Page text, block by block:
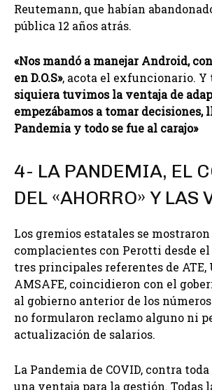
Reutemann, que habían
pública 12 años atrás.
«Nos mandó a manejar Android,
en D.O.S», acota el exfuncionario. Y
siquiera tuvimos la ventaja de
empezábamos a tomar decisiones,
Pandemia y todo se fue al carajo»
4- LA PANDEMIA, EL
DEL «AHORRO» Y LAS
Los gremios estatales se
complacientes con Perotti desde el
tres principales referentes de ATE,
AMSAFE, coincidieron con el
al gobierno anterior de los números
no formularon reclamo alguno ni
actualización de salarios.
La Pandemia de COVID, contra
una ventaja para la gestión. Todas